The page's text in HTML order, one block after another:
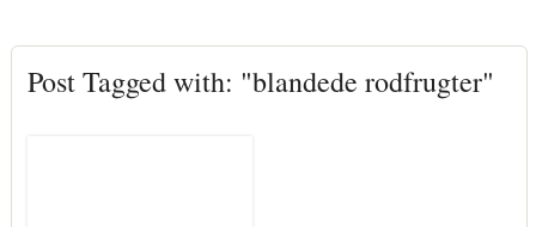
Post Tagged with: "blandede rodfrugter"